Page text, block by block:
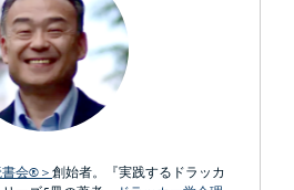
会®＞創始者。『実践するドラッカ